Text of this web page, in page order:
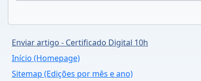
Enviar artigo - Certificado Digital 10h
Início (Homepage)
Sitemap (Edições por mês e ano)